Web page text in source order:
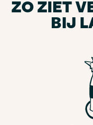
ZO ZIET
BIJ